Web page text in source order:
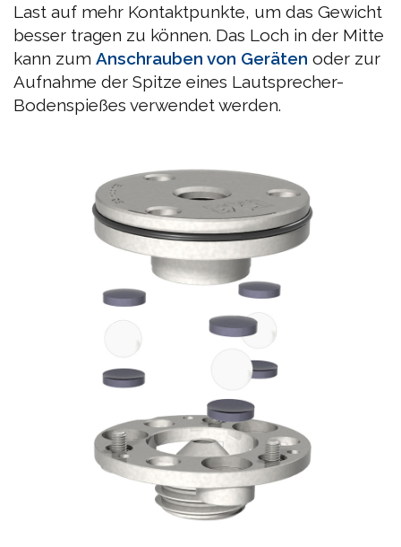
Last auf mehr Kontaktpunkte, um das Gewicht
besser tragen zu können. Das Loch in der Mitte
kann zum Anschrauben von Geräten oder zur
Aufnahme der Spitze eines Lautsprecher-
Bodenspießes verwendet werden.